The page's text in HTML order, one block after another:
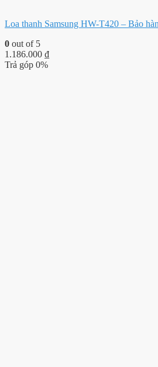
Loa thanh Samsung HW-T420 – Bảo
0 out of 5
1.186.000 ₫
Trả góp 0%